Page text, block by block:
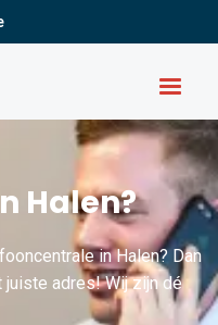
Halen?
in Halen? Dan
juiste adres! Wij zijn dé